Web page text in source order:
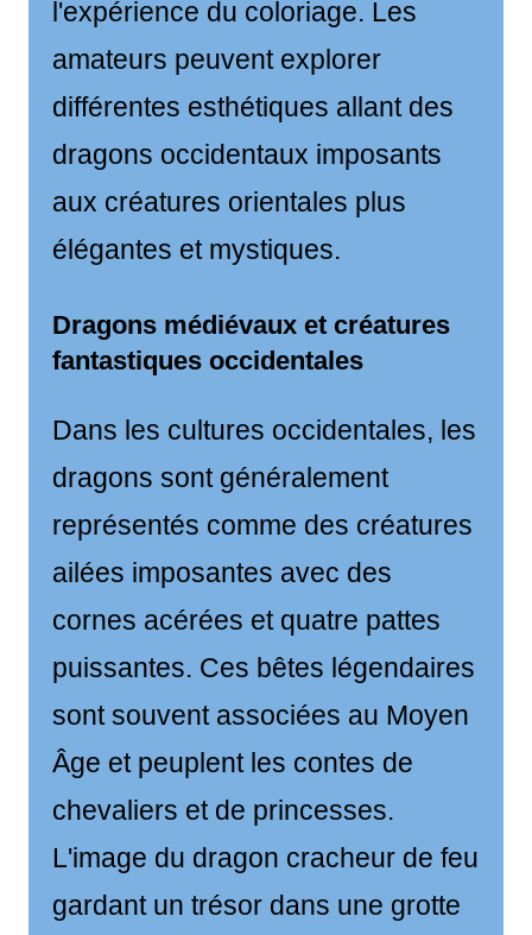
l'expérience du coloriage. Les
amateurs peuvent explorer
différentes esthétiques allant des
dragons occidentaux imposants
aux créatures orientales plus
élégantes et mystiques.
Dragons médiévaux et créatures
fantastiques occidentales
Dans les cultures occidentales, les
dragons sont généralement
représentés comme des créatures
ailées imposantes avec des
cornes acérées et quatre pattes
puissantes. Ces bêtes légendaires
sont souvent associées au Moyen
Âge et peuplent les contes de
chevaliers et de princesses.
L'image du dragon cracheur de feu
gardant un trésor dans une grotte